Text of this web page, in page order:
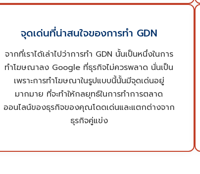
จุดเด่นที่น่าสนใจของการทำ GDN
จากที่เราได้เล่าไปว่าการทำ GDN นั้นเป็นหนึ่งในการ
ทำโฆษณาลง Google ที่ธุรกิจไม่ควรพลาด นั่นเป็น
เพราะการทำโฆษณาในรูปแบบนี้นั้นมีจุดเด่นอยู่
มากมาย ที่จะทำให้กลยุทธ์ในการทำการตลาด
ออนไลน์ของธุรกิจของคุณโดดเด่นและแตกต่างจาก
ธุรกิจคู่แข่ง
จุดเด่นของโฆษณาแบบ GDN นั้น ได้แก่ เป็นโฆษณา
ที่เผยแพร่ในแพลตฟอร์มที่ทรงอิทธิพลอย่าง
Google, มีรูปแบบของโฆษณาที่หลากหลาย, มีช่อง
ทางในการเผยแพร่ที่หลากหลาย, สามารถเริ่มและ
หยุดเผยแพร่เมื่อไหร่ก็ได้, สามารถกำหนดงบ
ประมาณในการยิงโฆษณาเท่าไหร่ก็ได้ ซึ่ง ADME จะ
นำเอาจุดเด่นและเอกลักษณ์ของการทำ GDN เหล่านี้
มาสร้างเป็นโฆษณาที่ดีและตอบโจทย์กลุ่มเป้าหมาย